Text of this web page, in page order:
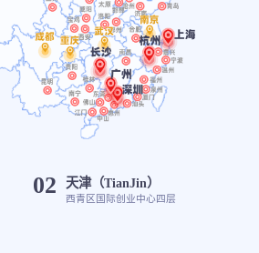
02 天津（TianJin）
西青区国际创业中心四层